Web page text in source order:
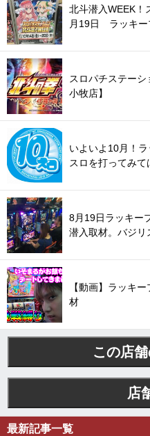
北斗潜入WEEK！
月19日 ラッキー
スロパチステー
小牧店】
いよいよ10月！
スロを打ってみて
8月19日ラッキー
潜入取材。バジリ
【動画】ラッキ
材
この店
店
最新記事一覧